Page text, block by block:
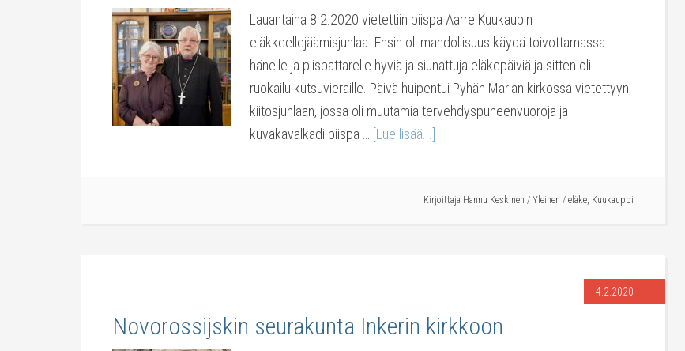
Lauantaina 8.2.2020 vietettiin piispa Aarre Kuukaupin
eläkkeellejäämisjuhlaa. Ensin oli mahdollisuus käydä toivottamassa
hänelle ja piispattarelle hyviä ja siunattuja eläkepäiviä ja sitten oli
ruokailu kutsuvieraille. Päivä huipentui Pyhän Marian kirkossa vietettyyn
kiitosjuhlaan, jossa oli muutamia tervehdyspuheenvuoroja ja
kuvakavalkadi piispa …
[Lue lisää...]
Kirjoittaja Hannu Keskinen / Yleinen / eläke, Kuukauppi
4.2.2020
Novorossijskin seurakunta Inkerin kirkkoon